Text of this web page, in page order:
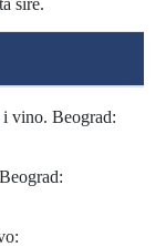
šire.
vino. Beograd: